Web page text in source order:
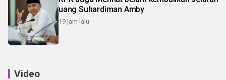
uang Suhardiman Amby
19 jam lalu
Video